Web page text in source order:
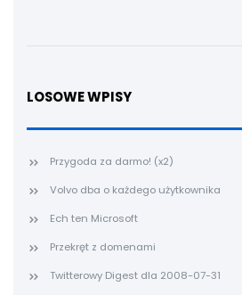
LOSOWE WPISY
Przygoda za darmo! (x2)
Volvo dba o każdego użytkownika
Ech ten Microsoft
Przekręt z domenami
Twitterowy Digest dla 2008-07-31